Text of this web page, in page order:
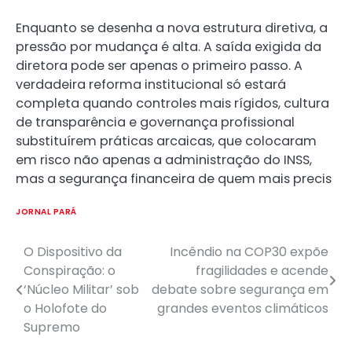
Enquanto se desenha a nova estrutura diretiva, a
pressão por mudança é alta. A saída exigida da
diretora pode ser apenas o primeiro passo. A
verdadeira reforma institucional só estará
completa quando controles mais rígidos, cultura
de transparência e governança profissional
substituírem práticas arcaicas, que colocaram
em risco não apenas a administração do INSS,
mas a segurança financeira de quem mais precis
JORNAL PARÁ
Post
navigation
O Dispositivo da
Conspiração: o
‘Núcleo Militar’ sob
o Holofote do
Supremo
Incêndio na COP30 expõe
fragilidades e acende
debate sobre segurança em
grandes eventos climáticos